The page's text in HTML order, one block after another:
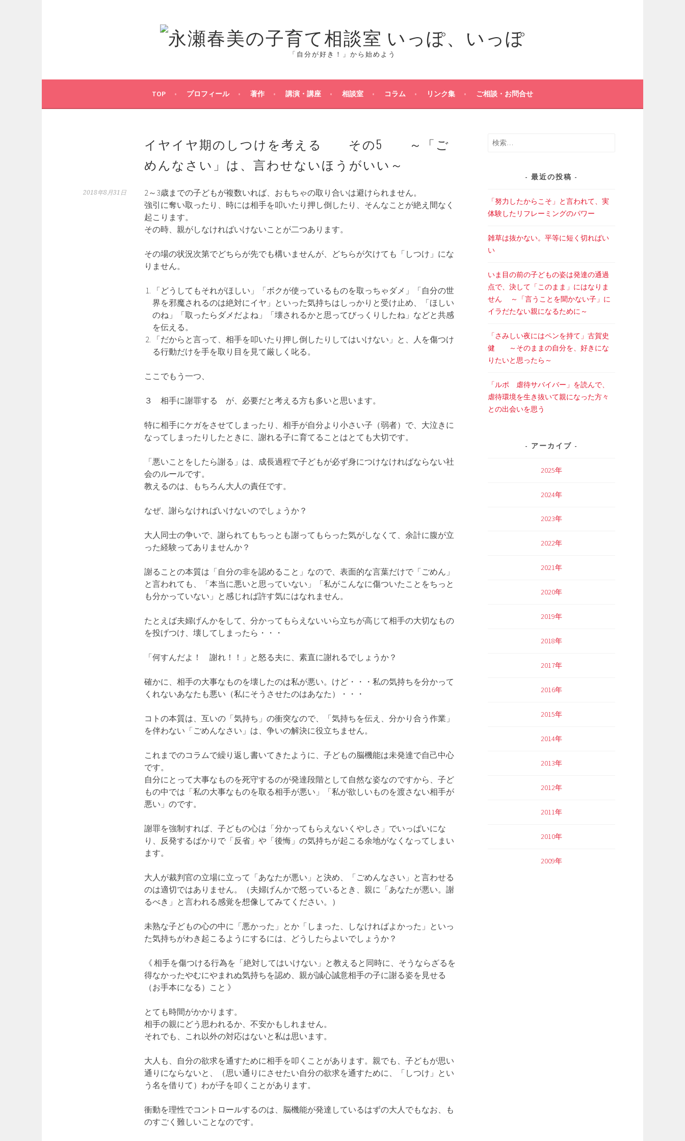
ス
「自分が好き！」から始めよう
TOP プロフィール 著作 講演・講座 相談室 コラム リンク集 ご相談・お問合せ
イヤイヤ期のしつけを考える その5 ～「ご
めんなさい」は、言わせないほうがいい～
2018年8月31日
2～3歳までの子どもが複数いれば、おもちゃの取り合いは避けられません。
強引に奪い取ったり、時には相手を叩いたり押し倒したり、そんなことが絶え間なく
起こります。
その時、親がしなければいけないことが二つあります。
その場の状況次第でどちらが先でも構いませんが、どちらが欠けても「しつけ」にな
りません。
「どうしてもそれがほしい」「ボクが使っているものを取っちゃダメ」「自分の世
界を邪魔されるのは絶対にイヤ」といった気持ちはしっかりと受け止め、「ほしい
のね」「取ったらダメだよね」「壊されるかと思ってびっくりしたね」などと共感
を伝える。
「だからと言って、相手を叩いたり押し倒したりしてはいけない」と、人を傷つけ
る行動だけを手を取り目を見て厳しく叱る。
ここでもう一つ、
３ 相手に謝罪する が、必要だと考える方も多いと思います。
特に相手にケガをさせてしまったり、相手が自分より小さい子（弱者）で、大泣きに
なってしまったりしたときに、謝れる子に育てることはとても大切です。
「悪いことをしたら謝る」は、成長過程で子どもが必ず身につけなければならない社
会のルールです。
教えるのは、もちろん大人の責任です。
なぜ、謝らなければいけないのでしょうか？
大人同士の争いで、謝られてもちっとも謝ってもらった気がしなくて、余計に腹が立
った経験ってありませんか？
謝ることの本質は「自分の非を認めること」なので、表面的な言葉だけで「ごめん」
と言われても、「本当に悪いと思っていない」「私がこんなに傷ついたことをちっと
も分かっていない」と感じれば許す気にはなれません。
たとえば夫婦げんかをして、分かってもらえないいら立ちが高じて相手の大切なもの
を投げつけ、壊してしまったら・・・
「何すんだよ！ 謝れ！！」と怒る夫に、素直に謝れるでしょうか？
確かに、相手の大事なものを壊したのは私が悪い。けど・・・私の気持ちを分かって
くれないあなたも悪い（私にそうさせたのはあなた）・・・
コトの本質は、互いの「気持ち」の衝突なので、「気持ちを伝え、分かり合う作業」
を伴わない「ごめんなさい」は、争いの解決に役立ちません。
これまでのコラムで繰り返し書いてきたように、子どもの脳機能は未発達で自己中心
です。
自分にとって大事なものを死守するのが発達段階として自然な姿なのですから、子ど
もの中では「私の大事なものを取る相手が悪い」「私が欲しいものを渡さない相手が
悪い」のです。
謝罪を強制すれば、子どもの心は「分かってもらえないくやしさ」でいっぱいにな
り、反発するばかりで「反省」や「後悔」の気持ちが起こる余地がなくなってしまい
ます。
大人が裁判官の立場に立って「あなたが悪い」と決め、「ごめんなさい」と言わせる
のは適切ではありません。（夫婦げんかで怒っているとき、親に「あなたが悪い。謝
るべき」と言われる感覚を想像してみてください。）
未熟な子どもの心の中に「悪かった」とか「しまった、しなければよかった」といっ
た気持ちがわき起こるようにするには、どうしたらよいでしょうか？
《 相手を傷つける行為を「絶対してはいけない」と教えると同時に、そうならざるを
得なかったやむにやまれぬ気持ちを認め、親が誠心誠意相手の子に謝る姿を見せる
（お手本になる）こと 》
とても時間がかかります。
相手の親にどう思われるか、不安かもしれません。
それでも、これ以外の対応はないと私は思います。
大人も、自分の欲求を通すために相手を叩くことがあります。親でも、子どもが思い
通りにならないと、（思い通りにさせたい自分の欲求を通すために、「しつけ」とい
う名を借りて）わが子を叩くことがあります。
衝動を理性でコントロールするのは、脳機能が発達しているはずの大人でもなお、も
のすごく難しいことなのです。
検
最近の投稿
「努力したからこそ」と言われて、実
体験したリフレーミングのパワー
雑草は抜かない。平等に短く切ればい
い
いま目の前の子どもの姿は発達の通過
点で、決して「このまま」にはなりま
せん ～「言うことを聞かない子」に
イラだたない親になるために～
「さみしい夜にはペンを持て」古賀史
健 ～そのままの自分を、好きにな
りたいと思ったら～
「ルポ 虐待サバイバー」を読んで、
虐待環境を生き抜いて親になった方々
との出会いを思う
アーカイブ
2025年
2024年
2023年
2022年
2021年
2020年
2019年
2018年
2017年
2016年
2015年
2014年
2013年
2012年
2011年
2010年
2009年